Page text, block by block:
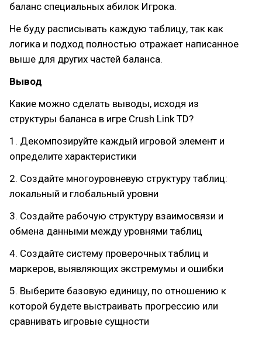
баланс специальных абилок Игрока.
Не буду расписывать каждую таблицу, так как
логика и подход полностью отражает написанное
выше для других частей баланса.
Вывод
Какие можно сделать выводы, исходя из
структуры баланса в игре Crush Link TD?
1. Декомпозируйте каждый игровой элемент и
определите характеристики
2. Создайте многоуровневую структуру таблиц:
локальный и глобальный уровни
3. Создайте рабочую структуру взаимосвязи и
обмена данными между уровнями таблиц
4. Создайте систему проверочных таблиц и
маркеров, выявляющих экстремумы и ошибки
5. Выберите базовую единицу, по отношению к
которой будете выстраивать прогрессию или
сравнивать игровые сущности